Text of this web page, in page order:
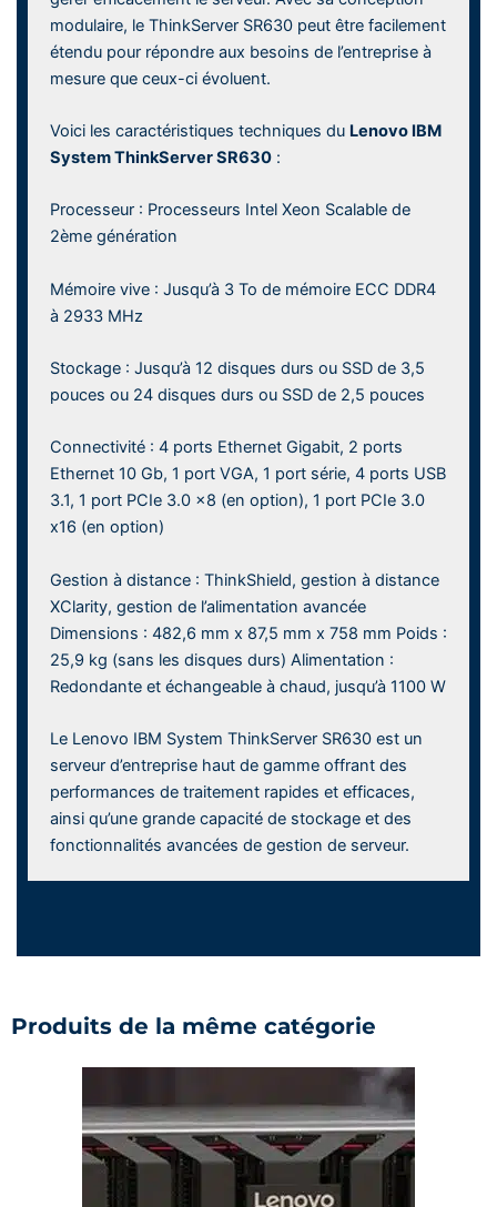
modulaire, le ThinkServer SR630 peut être facilement
étendu pour répondre aux besoins de l’entreprise à
mesure que ceux-ci évoluent.
Voici les caractéristiques techniques du Lenovo IBM
System ThinkServer SR630 :
Processeur : Processeurs Intel Xeon Scalable de
2ème génération
Mémoire vive : Jusqu’à 3 To de mémoire ECC DDR4
à 2933 MHz
Stockage : Jusqu’à 12 disques durs ou SSD de 3,5
pouces ou 24 disques durs ou SSD de 2,5 pouces
Connectivité : 4 ports Ethernet Gigabit, 2 ports
Ethernet 10 Gb, 1 port VGA, 1 port série, 4 ports USB
3.1, 1 port PCIe 3.0 x8 (en option), 1 port PCIe 3.0
x16 (en option)
Gestion à distance : ThinkShield, gestion à distance
XClarity, gestion de l’alimentation avancée
Dimensions : 482,6 mm x 87,5 mm x 758 mm Poids :
25,9 kg (sans les disques durs) Alimentation :
Redondante et échangeable à chaud, jusqu’à 1100 W
Le Lenovo IBM System ThinkServer SR630 est un
serveur d’entreprise haut de gamme offrant des
performances de traitement rapides et efficaces,
ainsi qu’une grande capacité de stockage et des
fonctionnalités avancées de gestion de serveur.
Produits de la même catégorie